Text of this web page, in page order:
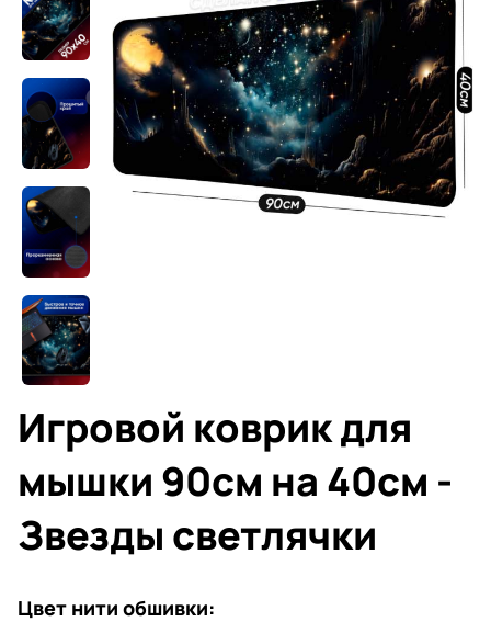
Игровой коврик для
мышки 90см на 40см -
Звезды светлячки
Цвет нити обшивки: